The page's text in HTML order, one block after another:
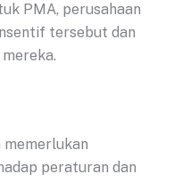
PMA, perusahaan
tersebut dan
memerlukan
peraturan dan